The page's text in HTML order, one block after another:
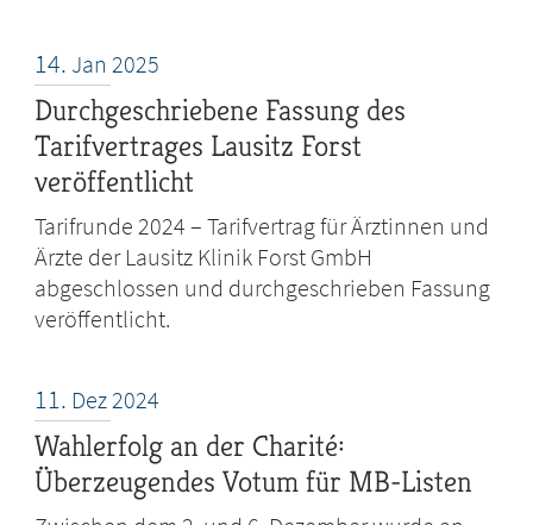
14. Jan 2025
Durchgeschriebene Fassung des
Tarifvertrages Lausitz Forst
veröffentlicht
Tarifrunde 2024 – Tarifvertrag für Ärztinnen und
Ärzte der Lausitz Klinik Forst GmbH
abgeschlossen und durchgeschrieben Fassung
veröffentlicht.
11. Dez2024
Wahlerfolg an der Charité:
Überzeugendes Votum für MB-Listen